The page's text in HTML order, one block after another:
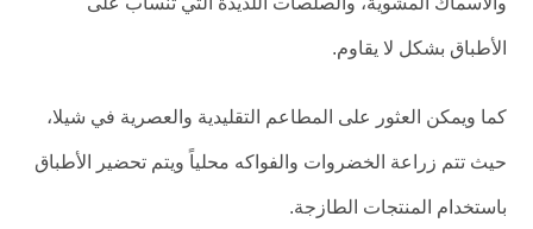
الأطباق بشكل لا يقاوم.
كما ويمكن العثور على المطاعم التقليدية والعصرية في شيلا،
حيث تتم زراعة الخضروات والفواكه محلياً ويتم تحضير الأطباق
باستخدام المنتجات الطازجة.